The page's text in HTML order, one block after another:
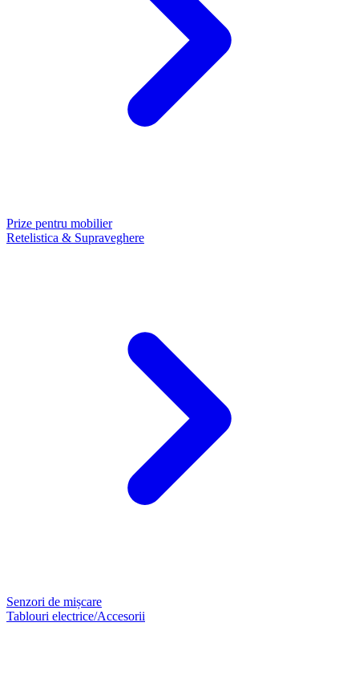
Prize pentru mobilier
Retelistica & Supraveghere
Senzori de mișcare
Tablouri electrice/Accesorii